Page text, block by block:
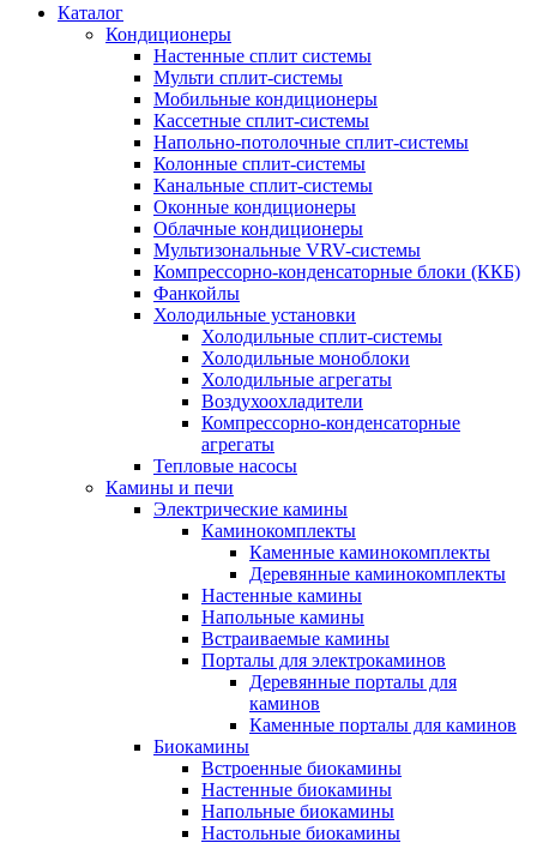
Каталог
Кондиционеры
Настенные сплит системы
Мульти сплит-системы
Мобильные кондиционеры
Кассетные сплит-системы
Напольно-потолочные сплит-системы
Колонные сплит-системы
Канальные сплит-системы
Оконные кондиционеры
Облачные кондиционеры
Мультизональные VRV-системы
Компрессорно-конденсаторные блоки (ККБ)
Фанкойлы
Холодильные установки
Холодильные сплит-системы
Холодильные моноблоки
Холодильные агрегаты
Воздухоохладители
Компрессорно-конденсаторные
агрегаты
Тепловые насосы
Камины и печи
Электрические камины
Каминокомплекты
Каменные каминокомплекты
Деревянные каминокомплекты
Настенные камины
Напольные камины
Встраиваемые камины
Порталы для электрокаминов
Деревянные порталы для
каминов
Каменные порталы для каминов
Биокамины
Встроенные биокамины
Настенные биокамины
Напольные биокамины
Настольные биокамины